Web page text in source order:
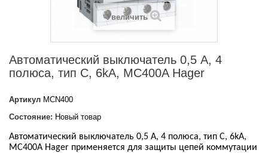
Увеличить
Автоматический выключатель 0,5 А, 4
полюса, тип С, 6kA, MC400A Hager
Артикул MCN400
Состояние: Новый товар
Автоматический выключатель 0,5 А, 4 полюса, тип С, 6kA,
MC400A Hager применяется для защиты цепей коммутации